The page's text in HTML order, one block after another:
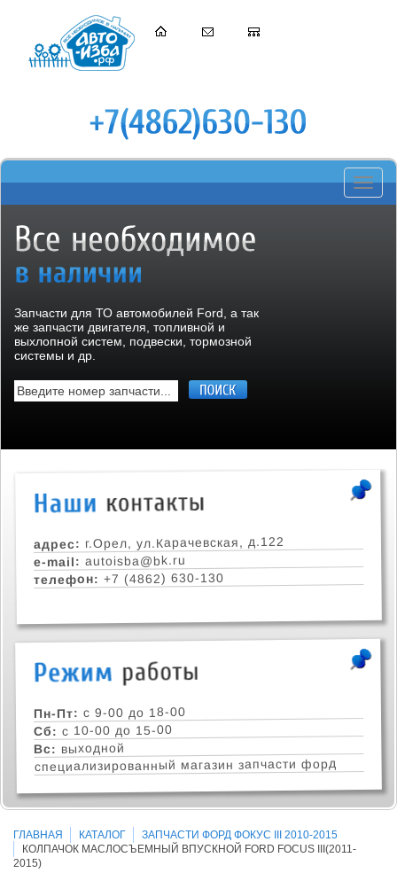
Toggle
Запчасти для ТО автомобилей Ford, а так
же запчасти двигателя, топливной и
выхлопной систем, подвески, тормозной
системы и др.
адрес: г.Орел, ул.Карачевская, д.122
e-mail: autoisba@bk.ru
телефон: +7 (4862) 630-130
Пн-Пт: с 9-00 до 18-00
Сб: с 10-00 до 15-00
Вс: выходной
специализированный магазин запчасти форд
ГЛАВНАЯ КАТАЛОГ
ЗАПЧАСТИ ФОРД ФОКУС III 2010-2015
КОЛПАЧОК МАСЛОСЪЕМНЫЙ ВПУСКНОЙ FORD FOCUS III(2011-
2015)